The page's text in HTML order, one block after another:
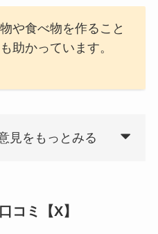
や食べ物を作ること
助かっています。
見をもっとみる
コミ【X】